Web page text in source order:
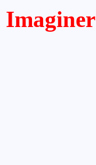
Imaginer